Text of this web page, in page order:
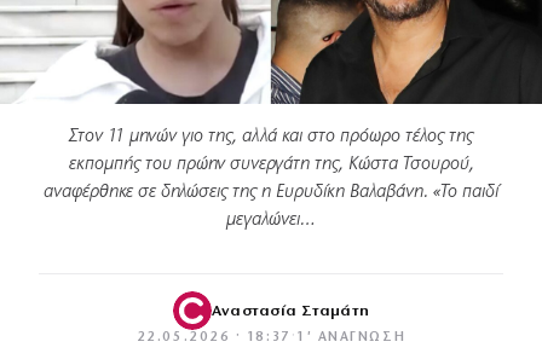
Στον 11 μηνών γιο της, αλλά και στο πρόωρο τέλος της
εκπομπής του πρώην συνεργάτη της, Κώστα Τσουρού,
αναφέρθηκε σε δηλώσεις της η Ευρυδίκη Βαλαβάνη. «Το παιδί
μεγαλώνει…
Αναστασία Σταμάτη
22.05.2026 · 18:37 · 1′ ΑΝΆΓΝΩΣΗ